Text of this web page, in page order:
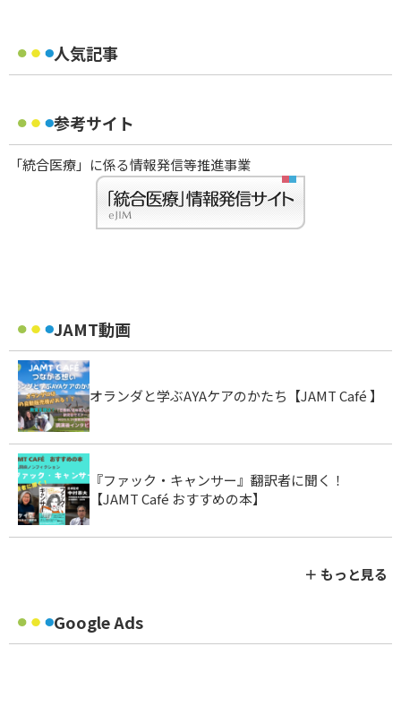
人気記事
参考サイト
「統合医療」に係る情報発信等推進事業
JAMT動画
オランダと学ぶAYAケアのかたち【JAMT Café 】
『ファック・キャンサー』翻訳者に聞く！
【JAMT Café おすすめの本】
＋ もっと見る
Google Ads